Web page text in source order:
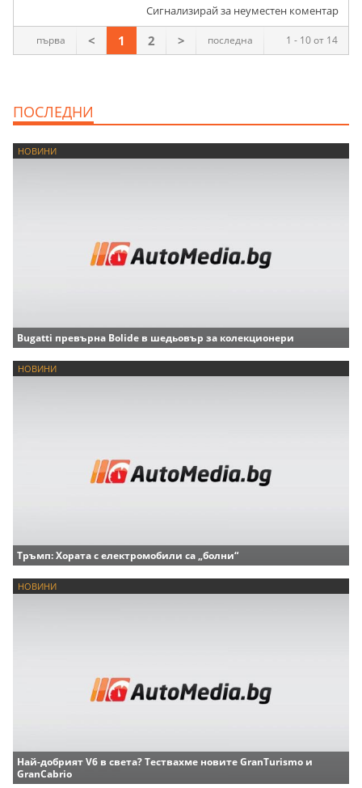
Сигнализирай за неуместен коментар
1 - 10 от 14
първа < 1 2 > последна
ПОСЛЕДНИ
НОВИНИ
Bugatti превърна Bolide в шедьовър за колекционери
НОВИНИ
Тръмп: Хората с електромобили са „болни“
НОВИНИ
Най-добрият V6 в света? Тествахме новите GranTurismo и
GranCabrio